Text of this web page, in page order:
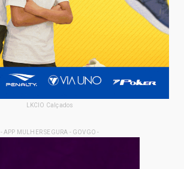
LKCIO Calçados
- APP MULHER SEGURA - GOVGO -